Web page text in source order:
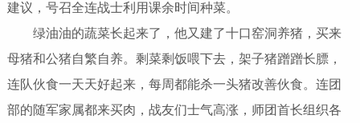
建议，号召全连战士利用课余时间种菜。
绿油油的蔬菜长起来了，他又建了十口窑洞养猪，买来
母猪和公猪自繁自养。剩菜剩饭喂下去，架子猪蹭蹭长膘，
连队伙食一天天好起来，每周都能杀一头猪改善伙食。连团
部的随军家属都来买肉，战友们士气高涨，师团首长组织各